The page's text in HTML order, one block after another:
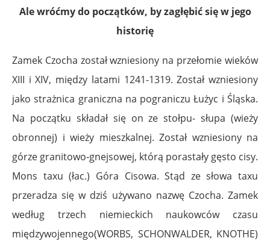
Ale wróćmy do początków, by zagłębić się w jego
historię
Zamek Czocha został wzniesiony na przełomie wieków
XIII i XIV, między latami 1241-1319. Został wzniesiony
jako strażnica graniczna na pograniczu Łużyc i Śląska.
Na początku składał się on ze stołpu- słupa (wieży
obronnej) i wieży mieszkalnej. Został wzniesiony na
górze granitowo-gnejsowej, którą porastały gęsto cisy.
Mons taxu (łac.) Góra Cisowa. Stąd ze słowa taxu
przeradza się w dziś używano nazwę Czocha. Zamek
według trzech niemieckich naukowców czasu
międzywojennego(WORBS, SCHONWALDER, KNOTHE)